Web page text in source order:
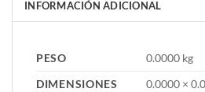
INFORMACIÓN ADICIONAL
PESO
0.0000 kg
DIMENSIONES
0.0000 ×